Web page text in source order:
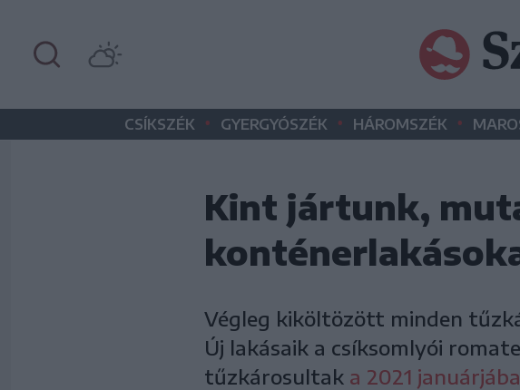
CSÍKSZÉK • GYERGYÓSZÉK • HÁROMSZÉK •
Kint jártunk,
Végleg kiköltözött minden
Új lakásaik a csíksomlyói
tűzkárosultak a 2021